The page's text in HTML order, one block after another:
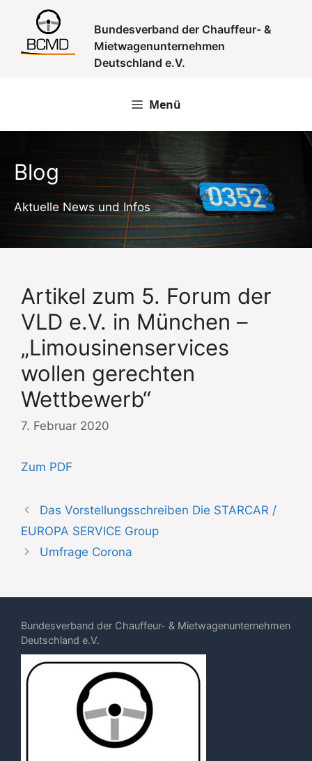
springen
Bundesverband der Chauffeur- &
Mietwagenunternehmen
Deutschland e.V.
Menü
Blog
Aktuelle News und Infos
Artikel zum 5. Forum der
VLD e.V. in München –
„Limousinenservices
wollen gerechten
Wettbewerb“
7. Februar 2020
Zum PDF
Das Vorstellungsschreiben Die STARCAR /
EUROPA SERVICE Group
Umfrage Corona
Bundesverband der Chauffeur- & Mietwagenunternehmen
Deutschland e.V.